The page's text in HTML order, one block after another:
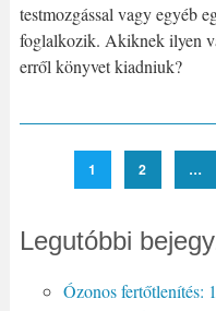
testmozgással vagy egyéb
foglalkozik. Akiknek ilyen
erről könyvet kiadniuk?
1 2 …
Legutóbbi
Ózonos fertőtlenítés: